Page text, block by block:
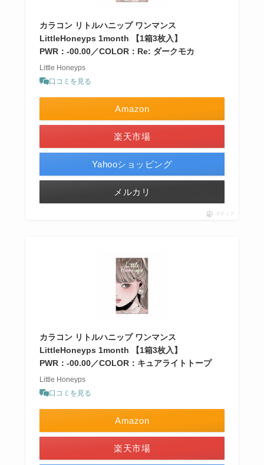
カラコン リトルハニップ ワンマンス
LittleHoneyps 1month 【1箱3枚入】
PWR：-00.00／COLOR：Re: ダークモカ
Little Honeyps
口コミを見る
Amazon
楽天市場
Yahooショッピング
メルカリ
ポチップ
カラコン リトルハニップ ワンマンス
LittleHoneyps 1month 【1箱3枚入】
PWR：-00.00／COLOR：キュアライトトープ
Little Honeyps
口コミを見る
Amazon
楽天市場